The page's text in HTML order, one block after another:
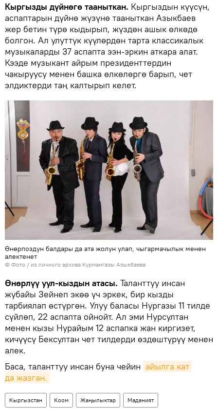
Кыргызды дүйнөгө тааныткан. Кыргыздын күүсүн,
аспаптарын дүйнө жүзүнө тааныткан Азыкбаев
жер бетин түрө кыдырып, жүздөн ашык өлкөдө
болгон. Ал улуттук күүлөрдөн тарта классикалык
музыкаларды 37 аспапта ээн-эркин аткара алат.
Кээде музыкант айрым президенттердин
чакыруусу менен башка өлкөлөргө барып, чет
элдиктерди таң калтырып келет.
Өнөрпоздун балдары да ата жолун улап, чыгармачылык менен
алектенет
© Фото / из личного архива Курмангазы Азыкбаева
Өнөрлүү уул-кыздын атасы. Таланттуу инсан
жубайы Зейнеп экөө үч эркек, бир кызды
тарбиялап өстүргөн. Улуу баласы Нургазы 11 тилде
сүйлөп, 22 аспапта ойнойт. Ал эми Нурсултан
менен кызы Нурайым 12 аспапка жан киргизет,
кичүүсү Бексултан чет тилдерди өздөштүрүү менен
алек.
Баса, таланттуу инсан буна чейин айылга кат
да жазган.
Кыргызстан Коом Жаңылыктар Маданият